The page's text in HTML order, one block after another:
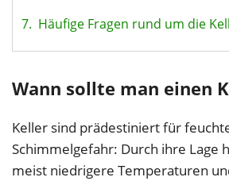
7. Häufige Fragen rund um die
Wann sollte man einen
Keller sind prädestiniert für
Schimmelgefahr: Durch ihre Lage
meist niedrigere Temperaturen